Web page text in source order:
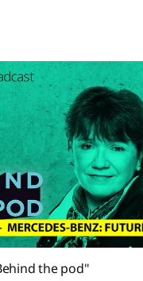
the pod"